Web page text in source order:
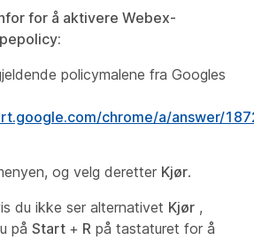
for å aktivere Webex-
policymalene fra Googles
chrome/a/answer/
og velg deretter Kjør.
du ikke ser alternativet Kjør ,
på Start + R på tastaturet for å